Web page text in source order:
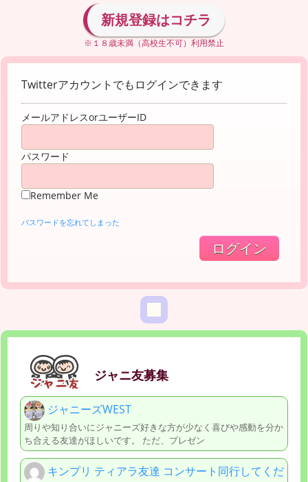
新規登録はコチラ
※１８歳未満（高校生不可）利用禁止
Twitterアカウントでもログインできます
メールアドレスorユーザーID
パスワード
Remember Me
パスワードを忘れてしまった
ジャニ友募集
ジャニーズWEST
周りや知り合いにジャニーズ好きな方が少なく喜びや感動を分か
ち合える友達がほしいです。 ただ、プレゼン
キンプリ ティアラ友達 コンサート同行してくだ